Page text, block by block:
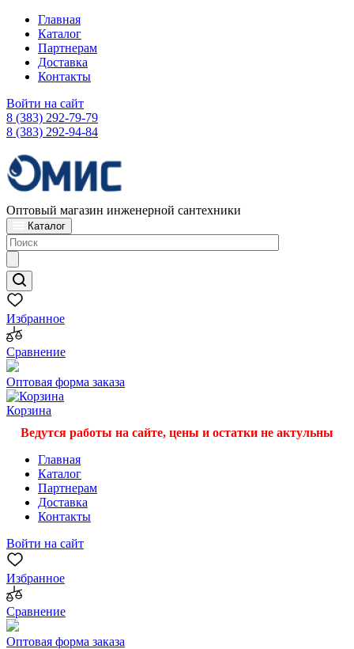
Главная
Каталог
Партнерам
Доставка
Контакты
Войти на сайт
8 (383) 292-79-79
8 (383) 292-94-84
Оптовый магазин инженерной сантехники
Каталог
Избранное
Сравнение
Оптовая форма заказа
Корзина
Ведутся работы на сайте, цены и остатки не актульны
Главная
Каталог
Партнерам
Доставка
Контакты
Войти на сайт
Избранное
Сравнение
Оптовая форма заказа